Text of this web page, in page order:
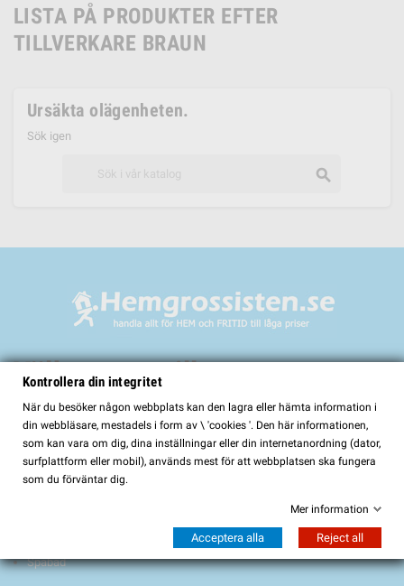
LISTA PÅ PRODUKTER EFTER
TILLVERKARE BRAUN
Ursäkta olägenheten.
Sök igen
search
Välkommen till
HemGrossisten.se
HemGrossisten.se har sedan 2017 erbjudit kvalitetsprodukter för hem och
trädgård till kunder över hela Sverige. Hos oss hittar du ett noggrant utvalt
sortiment med fokus på kvalitet, funktion och lång hållbarhet.
Spabad
Kontrollera din integritet
När du besöker någon webbplats kan den lagra eller hämta information i
din webbläsare, mestadels i form av \ 'cookies '. Den här informationen,
som kan vara om dig, dina inställningar eller din internetanordning (dator,
surfplattform eller mobil), används mest för att webbplatsen ska fungera
som du förväntar dig.
Mer information
Acceptera alla Reject all